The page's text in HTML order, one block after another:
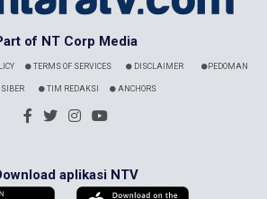
of NT Corp Media
TERMS OF SERVICES DISCLAIMER PEDOMAN
TIM REDAKSI ANCHORS
aplikasi NTV